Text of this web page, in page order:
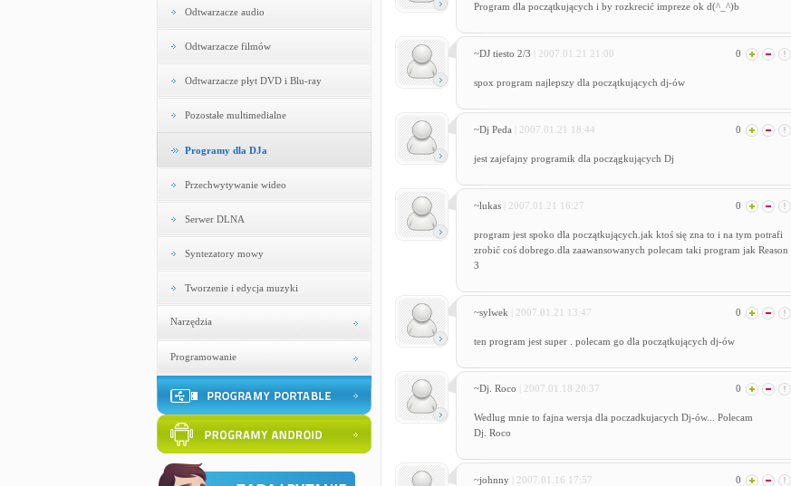
Odtwarzacze audio
Odtwarzacze filmów
Odtwarzacze płyt DVD i Blu-ray
Pozostałe multimedialne
Programy dla DJa
Przechwytywanie wideo
Serwer DLNA
Syntezatory mowy
Tworzenie i edycja muzyki
Narzędzia
Programowanie
Program dla początkujących i by rozkrecić impreze ok d(^_^)b
~DJ tiesto 2/3 | 2007.01.21 21:00 0
spox program najlepszy dla początkujących dj-ów
~Dj Peda | 2007.01.21 18:44 0
jest zajefajny programik dla począgkujących Dj
~lukas | 2007.01.21 16:27 0
program jest spoko dla początkujących.jak ktoś się zna to i na tym potrafi
zrobić coś dobrego.dla zaawansowanych polecam taki program jak Reason
3
~sylwek | 2007.01.21 13:47 0
ten program jest super . polecam go dla początkujących dj-ów
~Dj. Roco | 2007.01.18 20:37 0
Wedlug mnie to fajna wersja dla poczadkujacych Dj-ów... Polecam
Dj. Roco
~johnny | 2007.01.16 17:57 0